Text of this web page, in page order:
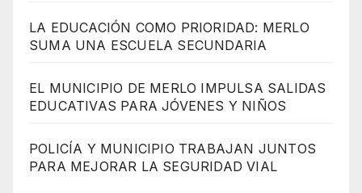
LA EDUCACIÓN COMO PRIORIDAD: MERLO
SUMA UNA ESCUELA SECUNDARIA
EL MUNICIPIO DE MERLO IMPULSA SALIDAS
EDUCATIVAS PARA JÓVENES Y NIÑOS
POLICÍA Y MUNICIPIO TRABAJAN JUNTOS
PARA MEJORAR LA SEGURIDAD VIAL